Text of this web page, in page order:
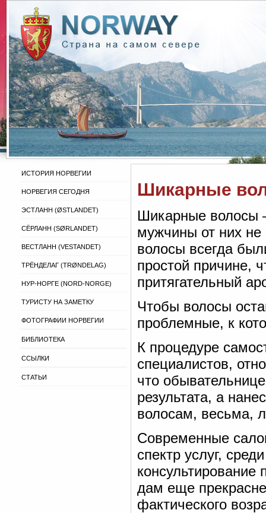
ИСТОРИЯ НОРВЕГИИ
НОРВЕГИЯ СЕГОДНЯ
ЭСТЛАНН (ØSTLANDET)
СЁРЛАНН (SØRLANDET)
ВЕСТЛАНН (VESTANDET)
ТРЁНДЕЛАГ (TRØNDELAG)
НУР-НОРГЕ (NORD-NORGE)
ТУРИСТУ НА ЗАМЕТКУ
ФОТОГРАФИИ НОРВЕГИИ
БИБЛИОТЕКА
ССЫЛКИ
СТАТЬИ
Шикарные
Шикарные волосы
мужчины от них не
волосы всегда
простой причине,
притягательный
Чтобы волосы
проблемные, к
К процедуре
специалистов,
что
результата, а
волосам, весьма,
Современные
спектр услуг,
дам еще
фактического